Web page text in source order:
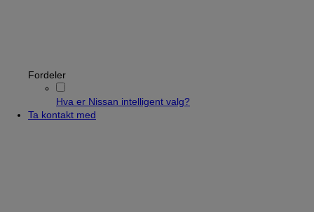
Fordeler
Hva er Nissan intelligent valg?
Ta kontakt med